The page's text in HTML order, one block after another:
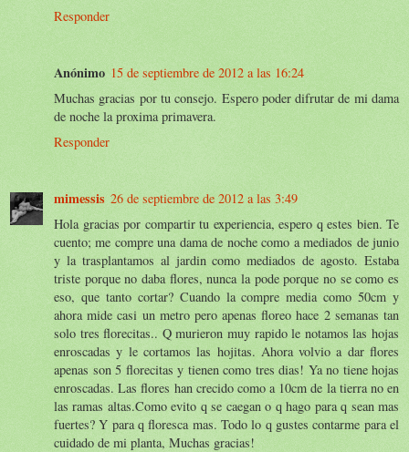
Responder
Anónimo 15 de septiembre de 2012 a las 16:24
Muchas gracias por tu consejo. Espero poder difrutar de mi dama
de noche la proxima primavera.
Responder
mimessis 26 de septiembre de 2012 a las 3:49
Hola gracias por compartir tu experiencia, espero q estes bien. Te
cuento; me compre una dama de noche como a mediados de junio
y la trasplantamos al jardin como mediados de agosto. Estaba
triste porque no daba flores, nunca la pode porque no se como es
eso, que tanto cortar? Cuando la compre media como 50cm y
ahora mide casi un metro pero apenas floreo hace 2 semanas tan
solo tres florecitas.. Q murieron muy rapido le notamos las hojas
enroscadas y le cortamos las hojitas. Ahora volvio a dar flores
apenas son 5 florecitas y tienen como tres dias! Ya no tiene hojas
enroscadas. Las flores han crecido como a 10cm de la tierra no en
las ramas altas.Como evito q se caegan o q hago para q sean mas
fuertes? Y para q floresca mas. Todo lo q gustes contarme para el
cuidado de mi planta, Muchas gracias!